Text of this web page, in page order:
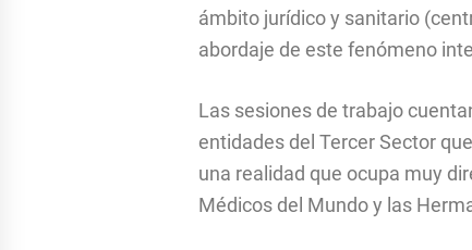
ámbito jurídico y sanitario
abordaje de este fenómeno
Las sesiones de trabajo
entidades del Tercer Sector
una realidad que ocupa muy
Médicos del Mundo y las